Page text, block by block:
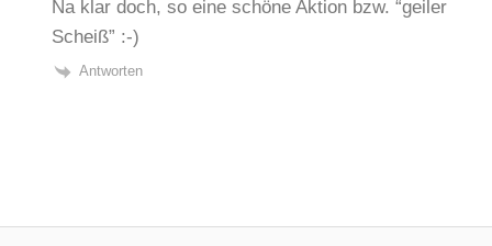
Na klar doch, so eine schöne Aktion bzw. “geiler
Scheiß” :-)
Antworten